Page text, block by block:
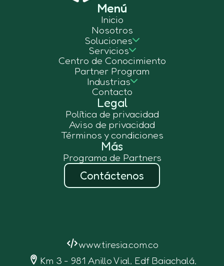
Menú
Inicio
Nosotros
Soluciones
Servicios
Centro de Conocimiento
Partner Program
Industrias
Contacto
Legal
Política de privacidad
Aviso de privacidad
Términos y condiciones
Más
Programa de Partners
Contáctenos
www.tiresia.com.co
Km 3 - 981 Anillo Vial, Edf Baiachalá,